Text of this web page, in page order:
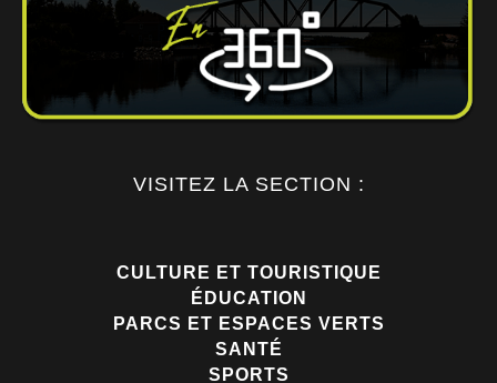
VISITEZ LA SECTION :
CULTURE ET TOURISTIQUE
ÉDUCATION
PARCS ET ESPACES VERTS
SANTÉ
SPORTS